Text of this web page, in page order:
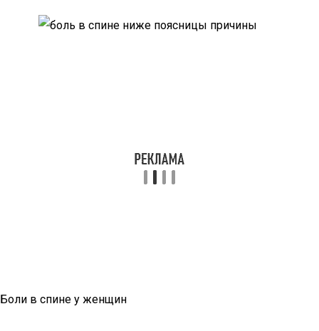
Боли в спине у женщин